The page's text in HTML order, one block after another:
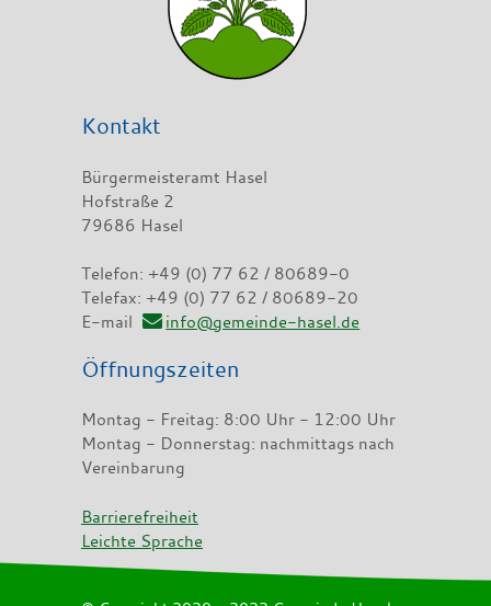
Kontakt
Bürgermeisteramt Hasel
Hofstraße 2
79686 Hasel
Telefon: +49 (0) 77 62 / 80689-0
Telefax: +49 (0) 77 62 / 80689-20
E-mail
info@gemeinde-hasel.de
Öffnungszeiten
Montag - Freitag: 8:00 Uhr - 12:00 Uhr
Montag - Donnerstag: nachmittags nach
Vereinbarung
Barrierefreiheit
Leichte Sprache